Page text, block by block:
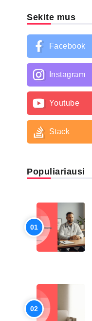
Sekite mus
Facebook
Instagram
Youtube
Stack
Populiariausi